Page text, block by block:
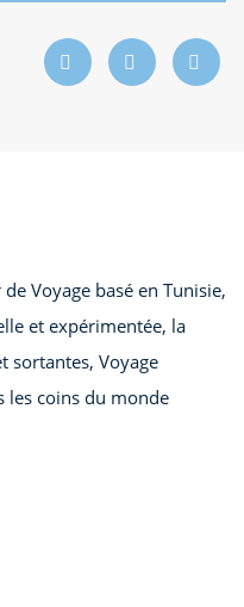
Voyage basé en Tunisie,
et expérimentée, la
sortantes, Voyage
les coins du monde